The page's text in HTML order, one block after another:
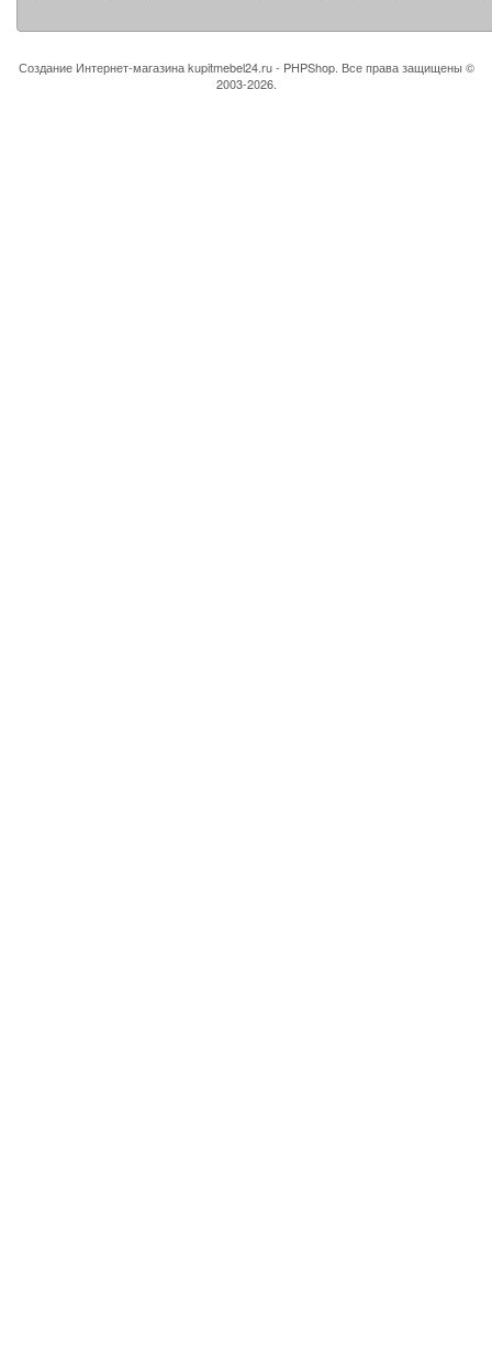
Создание Интернет-магазинаkupitmebel24.ru - PHPShop. Все права защищены ©
2003-2026.